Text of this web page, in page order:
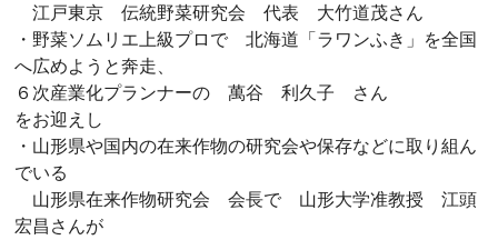
江戸東京 伝統野菜研究会 代表 大竹道茂さん
・野菜ソムリエ上級プロで 北海道「ラワンふき」を全国
へ広めようと奔走、
６次産業化プランナーの 萬谷 利久子 さん
をお迎えし
・山形県や国内の在来作物の研究会や保存などに取り組ん
でいる
山形県在来作物研究会 会長で 山形大学准教授 江頭
宏昌さんが